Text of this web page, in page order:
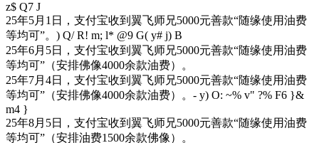
z$ Q7 J
25年5月1日，支付宝收到翼飞师兄5000元善款“随缘使用油费
等均可”。 ) Q/ R! m; l* @9 G( y# j) B
25年6月5日，支付宝收到翼飞师兄5000元善款“随缘使用油费
等均可”（安排佛像4000余款油费）。
25年7月4日，支付宝收到翼飞师兄5000元善款“随缘使用油费
等均可”（安排佛像4000余款油费）。 - y) O: ~% v" ?% F6 }&
m4 }
25年8月5日，支付宝收到翼飞师兄5000元善款“随缘使用油费
等均可”（安排油费1500余款佛像）。